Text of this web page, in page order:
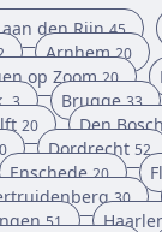
den Rijn 45
Arnhem 20
op Zoom 20
3 Brugge 33
20 Den Bosch
Dordrecht 52
Enschede 20
30
51